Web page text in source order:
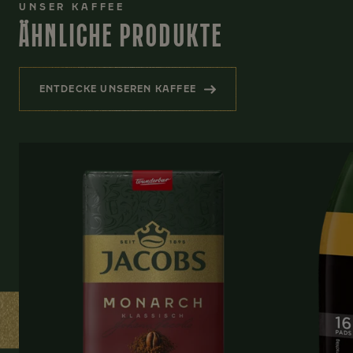
UNSER KAFFEE
ÄHNLICHE PRODUKTE
ENTDECKE UNSEREN KAFFEE
(ÄHNLICHE PRODUKTE)